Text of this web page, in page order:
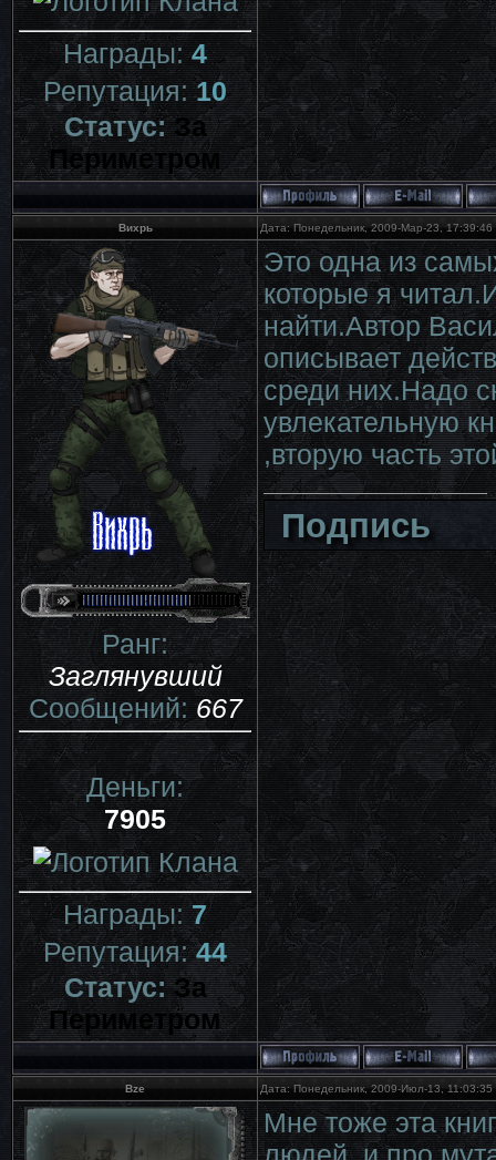
Награды:4
Репутация:10
Статус:За
Периметром
Вихрь Дата: Понедельник, 2009-Мар-23,
Ранг:
Заглянувший
Сообщений:667
Деньги:
7905
Награды:7
Репутация:44
Статус:За
Периметром
Это одна из
которые я
найти.Автор
описывает
среди них.Надо
увлекательную
,вторую часть
Подпись
Bze Дата: Понедельник, 2009-Июл-13,
Мне тоже эта